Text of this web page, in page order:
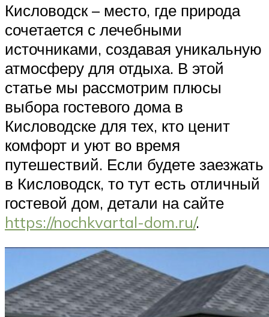
Кисловодск – место, где природа
сочетается с лечебными
источниками, создавая уникальную
атмосферу для отдыха. В этой
статье мы рассмотрим плюсы
выбора гостевого дома в
Кисловодске для тех, кто ценит
комфорт и уют во время
путешествий. Если будете заезжать
в Кисловодск, то тут есть отличный
гостевой дом, детали на сайте
https://nochkvartal-dom.ru/.